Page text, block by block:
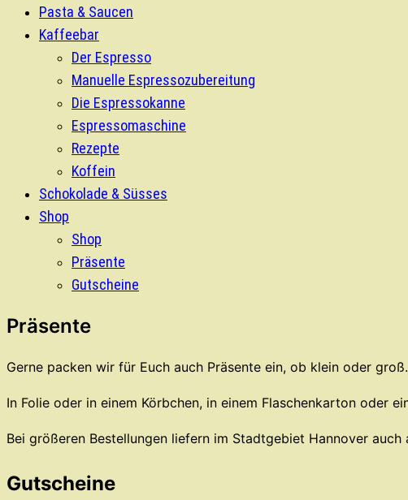
Pasta & Saucen
Kaffeebar
Der Espresso
Manuelle Espressozubereitung
Die Espressokanne
Espressomaschine
Rezepte
Koffein
Schokolade & Süsses
Shop
Shop
Präsente
Gutscheine
Präsente
Gerne packen wir für Euch auch Präsente ein, ob klein oder groß.
In Folie oder in einem Körbchen, in einem Flaschenkarton oder
Bei größeren Bestellungen liefern im Stadtgebiet Hannover auch
Gutscheine